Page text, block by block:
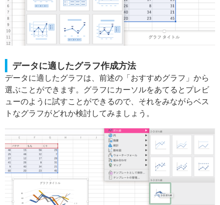
データに適したグラフ作成方法
データに適したグラフは、前述の「おすすめグラフ」から
選ぶことができます。グラフにカーソルをあてるとプレビ
ューのように試すことができるので、それをみながらベス
トなグラフがどれか検討してみましょう。